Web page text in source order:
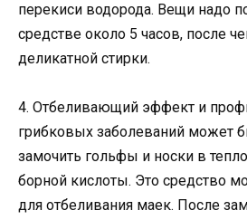
перекиси водорода. Вещи надо
средстве около 5 часов, после
деликатной стирки.
4. Отбеливающий эффект и
грибковых заболеваний может
замочить гольфы и носки в
борной кислоты. Это средство
для отбеливания маек. После